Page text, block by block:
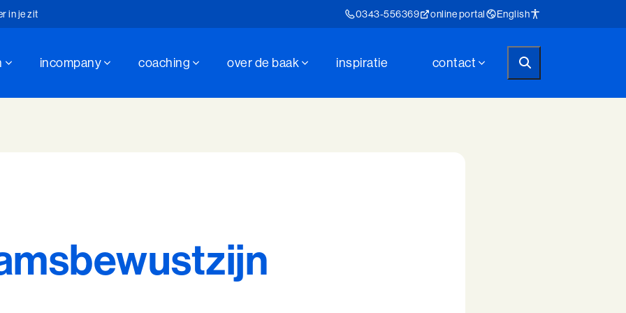
in je zit
sinds 1947
in je zit
0343-556369 online portal English
incompany coaching over de baak inspiratie contact